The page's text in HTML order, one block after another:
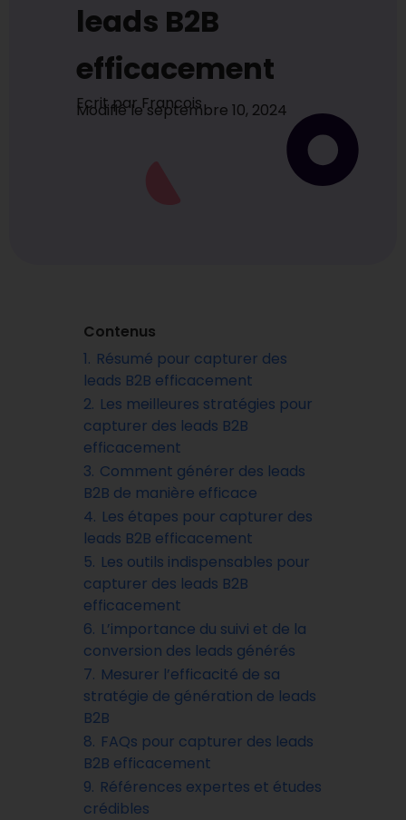
leads B2B
efficacement
Ecrit parFrancois
Modifié le septembre 10, 2024
Contenus
1. Résumé pour capturer des
leads B2B efficacement
2. Les meilleures stratégies pour
capturer des leads B2B
efficacement
3. Comment générer des leads
B2B de manière efficace
4. Les étapes pour capturer des
leads B2B efficacement
5. Les outils indispensables pour
capturer des leads B2B
efficacement
6. L’importance du suivi et de la
conversion des leads générés
7. Mesurer l’efficacité de sa
stratégie de génération de leads
B2B
8. FAQs pour capturer des leads
B2B efficacement
9. Références expertes et études
crédibles